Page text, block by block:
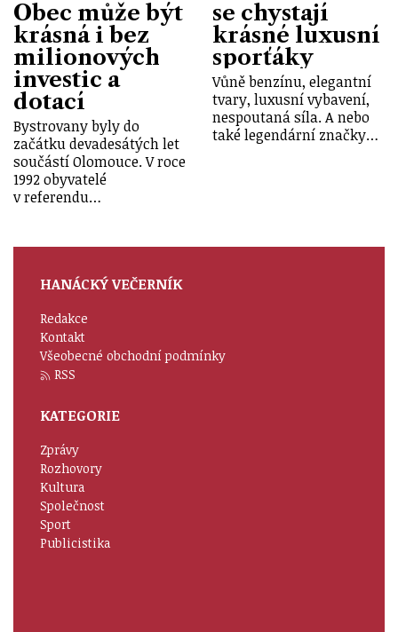
Obec může být
krásná i bez
milionových
investic a
dotací
Bystrovany byly do
začátku devadesátých let
součástí Olomouce. V roce
1992 obyvatelé
v referendu…
se chystají
krásné luxusní
sporťáky
Vůně benzínu, elegantní
tvary, luxusní vybavení,
nespoutaná síla. A nebo
také legendární značky…
HANÁCKÝ VEČERNÍK
Redakce
Kontakt
Všeobecné obchodní podmínky
RSS
KATEGORIE
Zprávy
Rozhovory
Kultura
Společnost
Sport
Publicistika